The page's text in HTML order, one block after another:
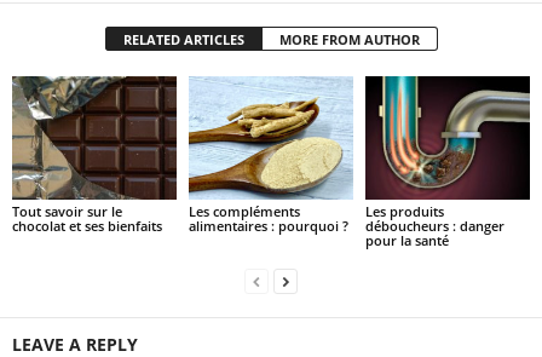
RELATED ARTICLES MORE FROM AUTHOR
Tout savoir sur le
chocolat et ses bienfaits
Les compléments
alimentaires : pourquoi ?
Les produits
déboucheurs : danger
pour la santé
LEAVE A REPLY